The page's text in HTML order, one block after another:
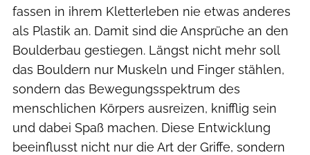
fassen in ihrem Kletterleben nie etwas anderes
als Plastik an. Damit sind die Ansprüche an den
Boulderbau gestiegen. Längst nicht mehr soll
das Bouldern nur Muskeln und Finger stählen,
sondern das Bewegungsspektrum des
menschlichen Körpers ausreizen, knifflig sein
und dabei Spaß machen. Diese Entwicklung
beeinflusst nicht nur die Art der Griffe, sondern